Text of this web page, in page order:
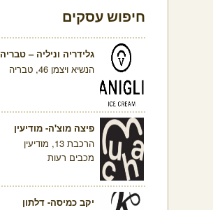
חיפוש עסקים
גלידריה וניליה – טבריה
הנשיא ויצמן 46, טבריה
פיצה מוצ'ה- מודיעין
הרכבת 13, מודיעין
מכבים רעות
יקב כמיסה- דלתון